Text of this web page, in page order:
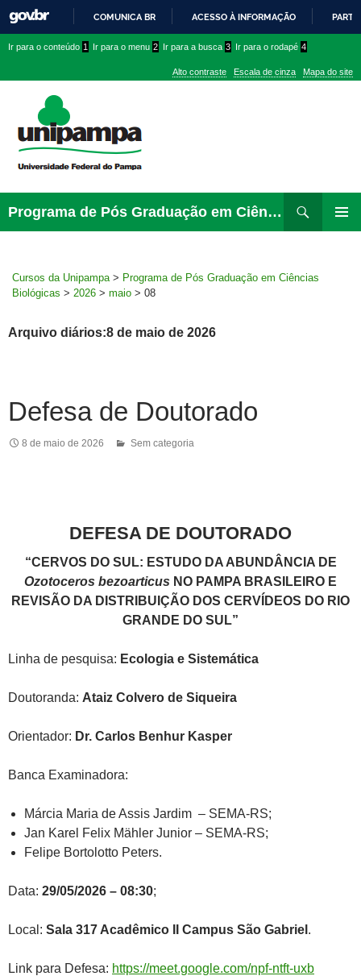
PARA
CONTEÚDO
COMUNICA BR ACESSO À INFORMAÇÃO
conteúdo
menu
superior
menu
Ir para o conteúdo 1 Ir para o menu 2 Ir para a busca 3 Ir para o rodapé 4
Alto contraste Escala de cinza Mapa do site
Programa de Pós Graduação em Ciências Biológicas
para
Cursos da Unipampa > Programa de Pós Graduação em Ciências
Biológicas > 2026 > maio > 08
Arquivo diários:8 de maio de 2026
Defesa de Doutorado
8 de maio de 2026 Sem categoria
DEFESA DE DOUTORADO
“CERVOS DO SUL: ESTUDO DA ABUNDÂNCIA DE
Ozotoceros bezoarticus NO PAMPA BRASILEIRO E
REVISÃO DA DISTRIBUIÇÃO DOS CERVÍDEOS DO RIO
GRANDE DO SUL”
Linha de pesquisa: Ecologia e Sistemática
Doutoranda: Ataiz Colvero de Siqueira
Orientador: Dr. Carlos Benhur Kasper
Banca Examinadora:
Márcia Maria de Assis Jardim – SEMA-RS;
Jan Karel Felix Mähler Junior – SEMA-RS;
Felipe Bortolotto Peters.
Data: 29/05/2026 – 08:30;
Local: Sala 317 Acadêmico II Campus São Gabriel .
Link para Defesa: https://meet.google.com/npf-ntft-uxb